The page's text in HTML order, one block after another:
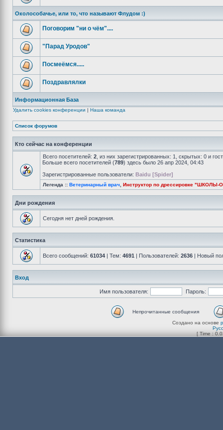
Околособачье, или то, что называют Флудом :)
Поговорим "ни о чём"....
"Парад Уродов"
Посмеёмся.....
Поздравлялки
Информационная База
Удалить cookies конференции | Наша команда
Список форумов
Кто сейчас на конференции
Всего посетителей: 2 , из них зарегистрированных: 1, скрытых: 0 и
Больше всего посетителей (789) здесь было 26 апр 2024, 04:43
Зарегистрированные пользователи: Baidu [Spider]
Легенда :: Ветеринарный врач Инструктор по дрессировке "ШКОЛЫ-
Дни рождения
Сегодня нет дней рождения.
Статистика
Всего сообщений: 61034 | Тем: 4691 | Пользователей: 2636 | Новый
Вход
Имя пользователя: Пароль:
Непрочитанные сообщения
Создано на основе
[ Time :